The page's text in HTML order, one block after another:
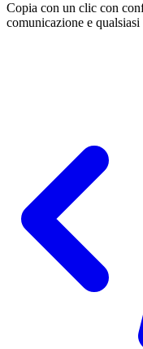
Copia con un clic con
comunicazione e